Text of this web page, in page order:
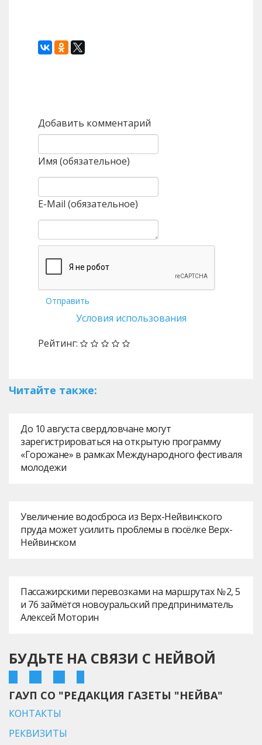
Добавить комментарий
Имя (обязательное)
E-Mail (обязательное)
Отправить
Условия использования
Рейтинг:
Читайте также:
До 10 августа свердловчане могут
зарегистрироваться на открытую программу
«Горожане» в рамках Международного фестиваля
молодежи
Увеличение водосброса из Верх-Нейвинского
пруда может усилить проблемы в посёлке Верх-
Нейвинском
Пассажирскими перевозками на маршрутах № 2, 5
и 76 займётся новоуральский предприниматель
Алексей Моторин
БУДЬТЕ НА СВЯЗИ С НЕЙВОЙ
ГАУП СО "РЕДАКЦИЯ ГАЗЕТЫ "НЕЙВА"
КОНТАКТЫ
РЕКВИЗИТЫ